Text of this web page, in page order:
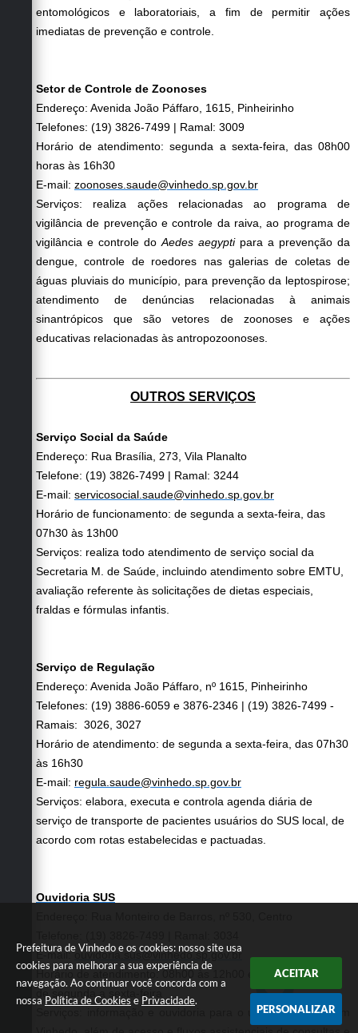
Prefeitura de Vinhedo e os cookies: nosso site usa
cookies para melhorar a sua experiência de
navegação. Ao continuar você concorda com a
nossa Política de Cookies e Privacidade.
ACEITAR
PERSONALIZAR
entomológicos e laboratoriais, a fim de permitir ações
imediatas de prevenção e controle.
Setor de Controle de Zoonoses
Endereço: Avenida João Páffaro, 1615, Pinheirinho
Telefones: (19) 3826-7499 | Ramal: 3009
Horário de atendimento: segunda a sexta-feira, das 08h00
horas às 16h30
E-mail: zoonoses.saude@vinhedo.sp.gov.br
Serviços: realiza ações relacionadas ao programa de
vigilância de prevenção e controle da raiva, ao programa de
vigilância e controle do Aedes aegyptipara a prevenção da
dengue, controle de roedores nas galerias de coletas de
águas pluviais do município, para prevenção da leptospirose;
atendimento de denúncias relacionadas à animais
sinantrópicos que são vetores de zoonoses e ações
educativas relacionadas às antropozoonoses.
OUTROS SERVIÇOS
Serviço Social da Saúde
Endereço: Rua Brasília, 273, Vila Planalto
Telefone: (19) 3826-7499 | Ramal: 3244
E-mail: servicosocial.saude@vinhedo.sp.gov.br
Horário de funcionamento: de segunda a sexta-feira, das
07h30 às 13h00
Serviços: realiza todo atendimento de serviço social da
Secretaria M. de Saúde, incluindo atendimento sobre EMTU,
avaliação referente às solicitações de dietas especiais,
fraldas e fórmulas infantis.
Serviço de Regulação
Endereço: Avenida João Páffaro, nº 1615, Pinheirinho
Telefones: (19) 3886-6059 e 3876-2346 | (19) 3826-7499 -
Ramais: 3026, 3027
Horário de atendimento: de segunda a sexta-feira, das 07h30
às 16h30
E-mail: regula.saude@vinhedo.sp.gov.br
Serviços: elabora, executa e controla agenda diária de
serviço de transporte de pacientes usuários do SUS local, de
acordo com rotas estabelecidas e pactuadas.
Ouvidoria SUS
E-mail:ouvidoria.sus@vinhedo.sp.gov.br
Horário de atendimento: 08h00 às 12h00 e 13h30 às 16h30,
Serviços: informação e ouvidoria para o usuário do SUS em